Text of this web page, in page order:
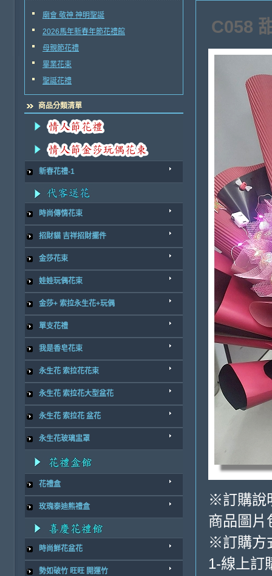
廟會 敬神 神明聖誕
2026馬年新春年節花禮館
母親節花禮
畢業花束
聖誕花禮
商品分類清單
新春花禮-1
時尚傳情花束
招財貓 吉祥招財擺件
金莎花束
娃娃玩偶花束
金莎+ 索拉永生花+玩偶
單支花禮
我是香皂花束
永生花 索拉花花束
永生花 索拉花大型盆花
永生花 索拉花 盆花
永生花玻璃盅罩
花禮盒
玫瑰泰迪熊禮盒
時尚鮮花盆花
勢如破竹 旺旺 開運竹
C058
※訂購說
商品圖片
※訂購方
1-線上訂